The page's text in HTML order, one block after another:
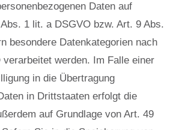
Daten auf
1 lit. a DSGVO bzw. Art. 9 Abs.
besondere Datenkategorien nach
werden. Im Falle einer
in die Übertragung
in Drittstaaten erfolgt die
auf Grundlage von Art. 49